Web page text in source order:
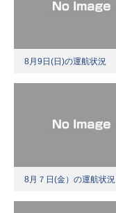
8月9日(日)の運航状況
8月７日(金）の運航状況